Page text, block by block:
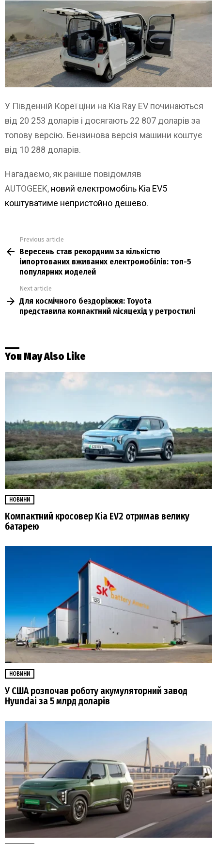
У Південній Кореї ціни на Kia Ray EV починаються
від 20 253 доларів і досягають 22 807 доларів за
топову версію. Бензинова версія машини коштує
від 10 288 доларів.
Нагадаємо, як раніше повідомляв
AUTOGEEK, новий електромобіль Kia EV5
коштуватиме непристойно дешево.
more
Previous article
Вересень став рекордним за кількістю
імпортованих вживаних електромобілів: топ-5
популярних моделей
Next article
Для космічного бездоріжжя: Toyota
представила компактний місяцехід у ретростилі
You May Also Like
НОВИНИ
Компактний кросовер Kia EV2 отримав велику
батарею
НОВИНИ
У США розпочав роботу акумуляторний завод
Hyundai за 5 млрд доларів